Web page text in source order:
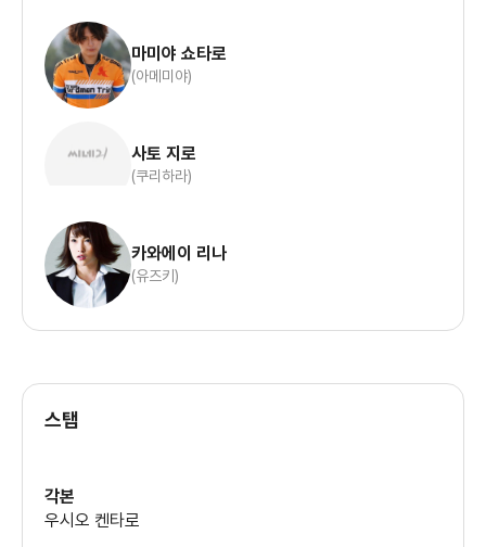
마미야 쇼타로
(아메미야)
사토 지로
(쿠리하라)
카와에이 리나
(유즈키)
스탭
각본
우시오 켄타로